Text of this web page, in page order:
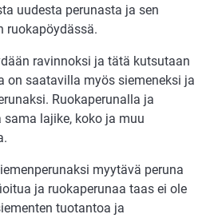
uudesta perunasta ja sen
ruokapöydässä.
ravinnoksi ja tätä kutsutaan
on saatavilla myös siemeneksi ja
Ruokaperunalla ja
lajike, koko ja muu
myytävä peruna
ja ruokaperunaa taas ei ole
tuotantoa ja